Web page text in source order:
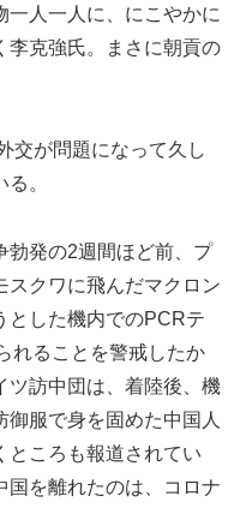
一人一人に、にこやかに
李克強氏。まさに朝貢の
交が問題になって久し
。
勃発の2週間ほど前、プ
スクワに飛んだマクロン
とした機内でのPCRテ
れることを警戒したか
ツ訪中団は、着陸後、機
服で身を固めた中国人
ところも報道されてい
国を離れたのは、コロナ